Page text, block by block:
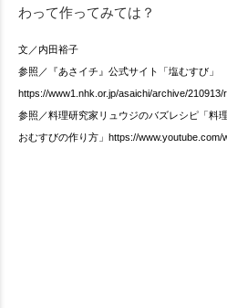
わって作ってみては？
文／内田裕子
参照／『あさイチ』公式サイト「塩むすび」
https://www1.nhk.or.jp/asaichi/archive/210913/
参照／料理研究家リュウジのバズレシピ「料
おむすびの作り方」https://www.youtube.com/